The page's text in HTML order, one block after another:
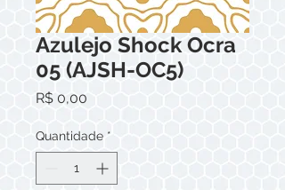
Azulejo Shock Ocra
05 (AJSH-OC5)
R$ 0,00
Quantidade *